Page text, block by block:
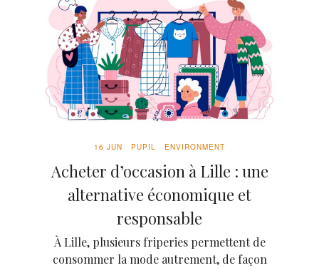
16 JUN PUPIL ENVIRONMENT
Acheter d’occasion à Lille : une
alternative économique et
responsable
À Lille, plusieurs friperies permettent de
consommer la mode autrement, de façon